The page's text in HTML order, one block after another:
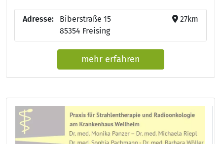
Adresse:
Biberstraße 15
85354 Freising
27km
mehr erfahren